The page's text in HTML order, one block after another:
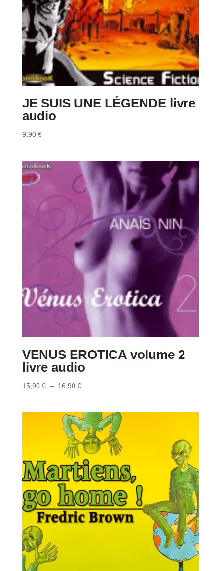
JE SUIS UNE LÉGENDE livre
audio
9,90 €
VENUS EROTICA volume 2
livre audio
15,90 € – 16,90 €Plage
15,90 €
à
16,90 €